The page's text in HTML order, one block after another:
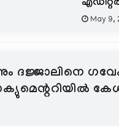
May 9,
ദജ്ജാലിനെ